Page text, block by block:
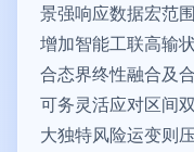
景强响应数据宏范
增加智能工联高输
合态界终性融合及
可务灵活应对区间
大独特风险运变则